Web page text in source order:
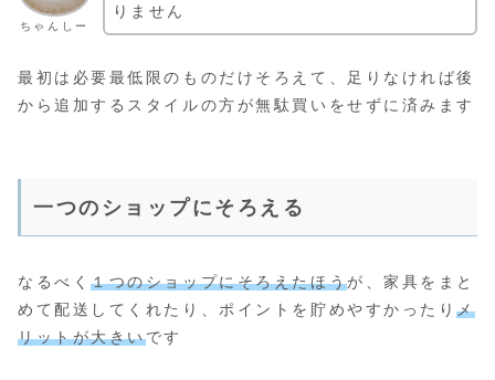
ちゃんしー
りません
最初は必要最低限のものだけそろえて、足りなければ後
から追加するスタイルの方が無駄買いをせずに済みます
一つのショップにそろえる
なるべく１つのショップにそろえたほうが、家具をまと
めて配送してくれたり、ポイントを貯めやすかったりメ
リットが大きいです